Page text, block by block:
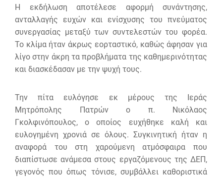
Η εκδήλωση αποτέλεσε αφορμή συνάντησης,
ανταλλαγής ευχών και ενίσχυσης του πνεύματος
συνεργασίας μεταξύ των συντελεστών του φορέα.
Το κλίμα ήταν άκρως εορταστικό, καθώς άφησαν για
λίγο στην άκρη τα προβλήματα της καθημερινότητας
και διασκέδασαν με την ψυχή τους.
Την πίτα ευλόγησε εκ μέρους της Ιεράς
Μητρόπολης Πατρών ο π. Νικόλαος
Γκολφινόπουλος, ο οποίος ευχήθηκε καλή και
ευλογημένη χρονιά σε όλους. Συγκινητική ήταν η
αναφορά του στη χαρούμενη ατμόσφαιρα που
διαπίστωσε ανάμεσα στους εργαζόμενους της ΔΕΠ,
γεγονός που όπως τόνισε, συμβάλλει καθοριστικά